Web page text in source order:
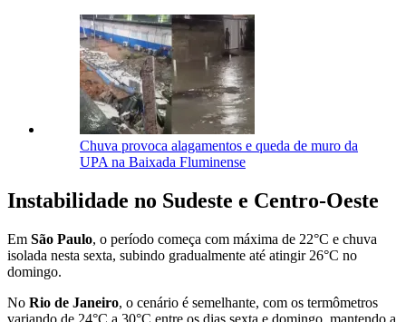
Chuva provoca alagamentos e queda de muro da
UPA na Baixada Fluminense
Instabilidade no Sudeste e Centro-Oeste
Em São Paulo, o período começa com máxima de 22°C e chuva
isolada nesta sexta, subindo gradualmente até atingir 26°C no
domingo.
No Rio de Janeiro, o cenário é semelhante, com os termômetros
variando de 24°C a 30°C entre os dias sexta e domingo, mantendo a